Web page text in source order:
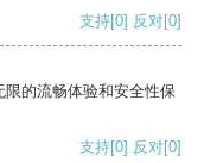
支持[0] 反对[0]
的流畅体验和安全性保
支持[0] 反对[0]